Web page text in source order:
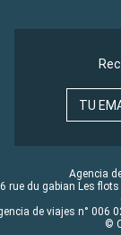
TU
Agencia
rue du gabian Les
de viajes n° 006
©